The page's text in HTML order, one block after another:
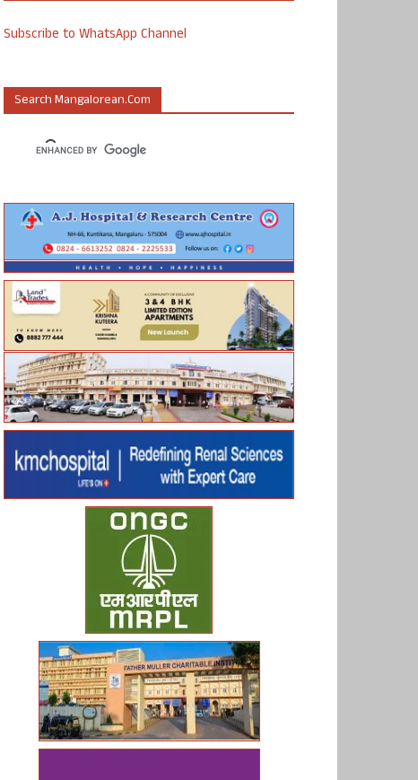
Subscribe to WhatsApp Channel
Search Mangalorean.com